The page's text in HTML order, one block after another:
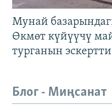
Мунай
Өкмөт күйүүчү
турганын эскертти
Блог - Миңсанат